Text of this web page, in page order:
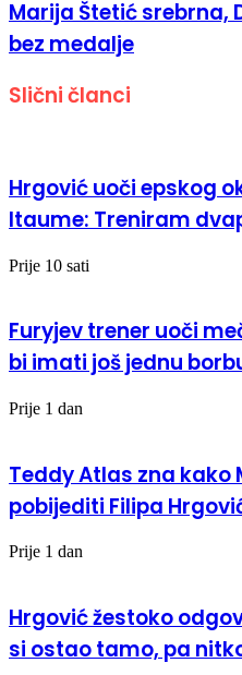
Marija Štetić srebrna,
bez medalje
Slični članci
Hrgović uoči epskog
Itaume: Treniram
Prije 10 sati
Furyjev trener uoči
bi imati još jednu
Prije 1 dan
Teddy Atlas zna kako
pobijediti Filipa
Prije 1 dan
Hrgović žestoko
si ostao tamo, pa